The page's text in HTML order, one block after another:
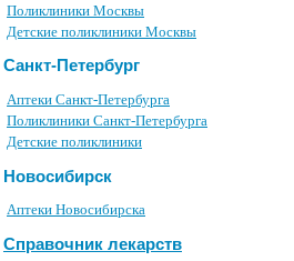
Поликлиники Москвы
Детские поликлиники Москвы
Санкт-Петербург
Аптеки Санкт-Петербурга
Поликлиники Санкт-Петербурга
Детские поликлиники
Новосибирск
Аптеки Новосибирска
Справочник лекарств